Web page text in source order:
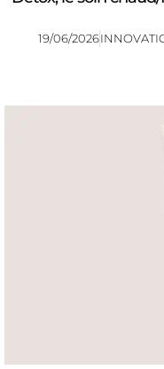
19/06/2026